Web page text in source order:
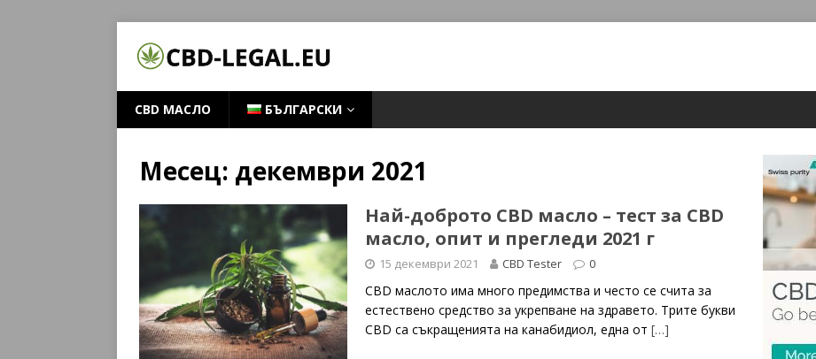
CBD МАСЛО БЪЛГАРСКИ
Месец: декември 2021
Най-доброто CBD масло – тест за CBD
масло, опит и прегледи 2021 г
15 декември 2021 CBD Tester 0
CBD маслото има много предимства и често се счита за
естествено средство за укрепване на здравето. Трите букви
CBD са съкращенията на канабидиол, една от […]